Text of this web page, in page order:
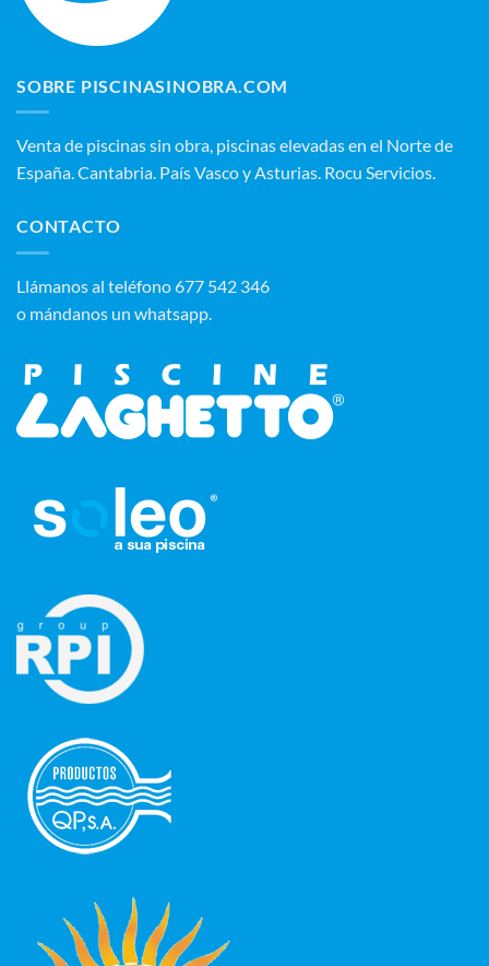
SOBRE PISCINASINOBRA.COM
Venta de piscinas sin obra, piscinas elevadas en el Norte de
España. Cantabria. País Vasco y Asturias. Rocu Servicios.
CONTACTO
‭Llámanos al teléfono 677 542 346‬
o mándanos un whatsapp.